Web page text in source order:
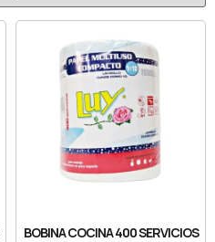
BOBINA COCINA 400 SERVICIOS